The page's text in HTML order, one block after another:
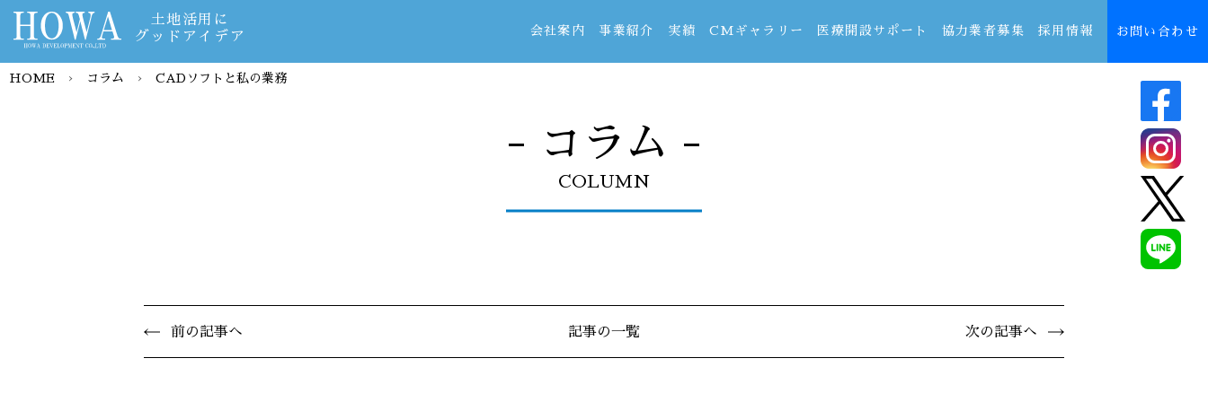
土地活用に
グッドアイデア
会社案内 事業紹介 実績 CMギャラリー 医療開設サポート 協力業者募集 採用情報 お問い合わせ
- コラム -
COLUMN
HOME › コラム › CADソフトと私の業務
前の記事へ 記事の一覧 次の記事へ